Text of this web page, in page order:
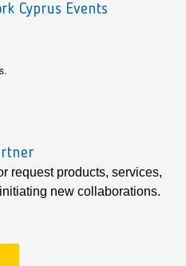
Cyprus Events
request products, services,
new collaborations.